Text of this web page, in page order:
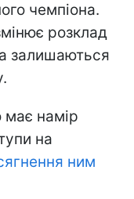
чемпіона.
розклад
залишаються
має намір
на
ним